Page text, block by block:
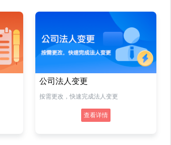
公司法人变更
按需更改，快速完成法人变更
查看详情